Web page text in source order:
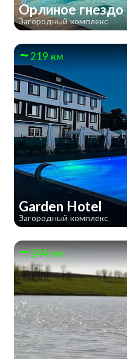
Орлиное гнездо
Загородный комплекс
219 км
Garden Hotel
Загородный комплекс
244 км